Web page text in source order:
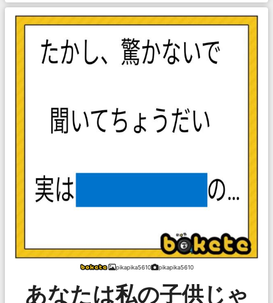
pikapika5610 pikapika5610
あなたは私の子供じゃ